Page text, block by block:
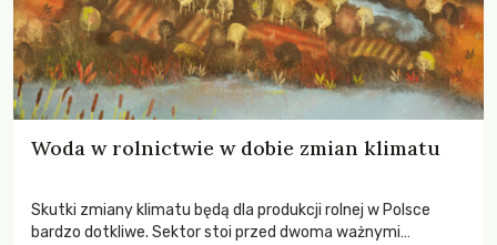
Woda w rolnictwie w dobie zmian klimatu
Skutki zmiany klimatu będą dla produkcji rolnej w Polsce
bardzo dotkliwe. Sektor stoi przed dwoma ważnymi